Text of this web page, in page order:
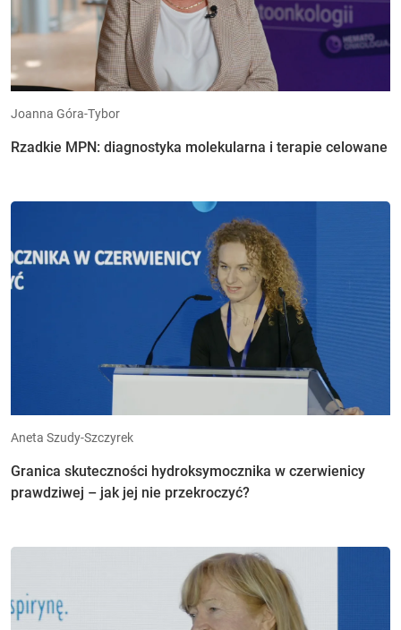
Joanna Góra-Tybor
Rzadkie MPN: diagnostyka molekularna i terapie celowane
Aneta Szudy-Szczyrek
Granica skuteczności hydroksymocznika w czerwienicy
prawdziwej – jak jej nie przekroczyć?